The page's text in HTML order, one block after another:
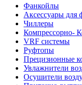
Фанкойлы
Аксессуары для
Чиллеры
Компрессорно-
VRF системы
Руфтопы
Прецизионные
Увлажнители
Осушители